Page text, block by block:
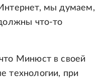
мы думаем,
что-то
Минюст в своей
технологии, при